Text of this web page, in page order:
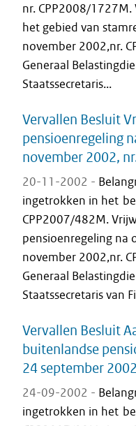
nr. CPP2008/
het gebied van
november 2002,nr.
Generaal
Staatssecretaris...
Vervallen Besluit
pensioenregeling
november 2002,
20-11-2002 -
ingetrokken in het
CPP2007/482M.
pensioenregeling na
november 2002,nr.
Generaal
Staatssecretaris van
Vervallen Besluit
buitenlandse
24 september
24-09-2002 -
ingetrokken in het